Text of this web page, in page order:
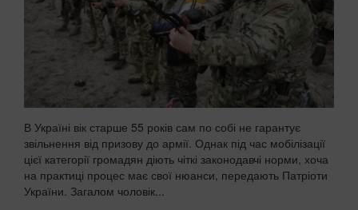
В Україні вік старше 55 років сам по собі не гарантує
звільнення від призову до армії. Однак під час мобілізації
цієї категорії громадян діють чіткі законодавчі норми, хоча
на практиці процес має свої нюанси, передають Патріоти
України. Загалом чоловік...